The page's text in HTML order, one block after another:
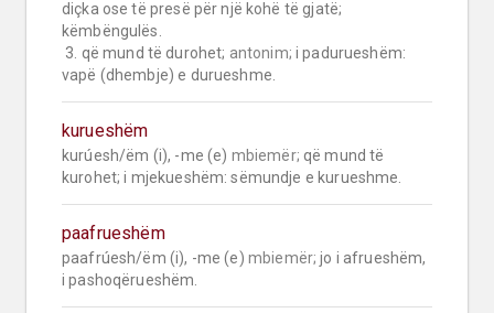
diçka ose të presë për një kohë të gjatë;
këmbëngulës.
3. që mund të durohet; antonim; i padurueshëm:
vapë (dhembje) e durueshme.
kurueshëm
kurúesh/ëm (i), -me (e) mbiemër; që mund të
kurohet; i mjekueshëm: sëmundje e kurueshme.
paafrueshëm
paafrúesh/ëm (i), -me (e) mbiemër; jo i afrueshëm,
i pashoqërueshëm.